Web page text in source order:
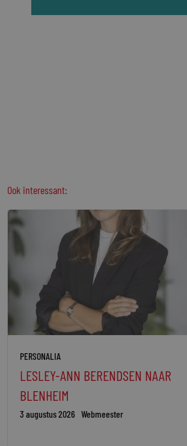
Ook interessant:
PERSONALIA
LESLEY-ANN BERENDSEN NAAR
BLENHEIM
3 augustus 2026 Webmeester